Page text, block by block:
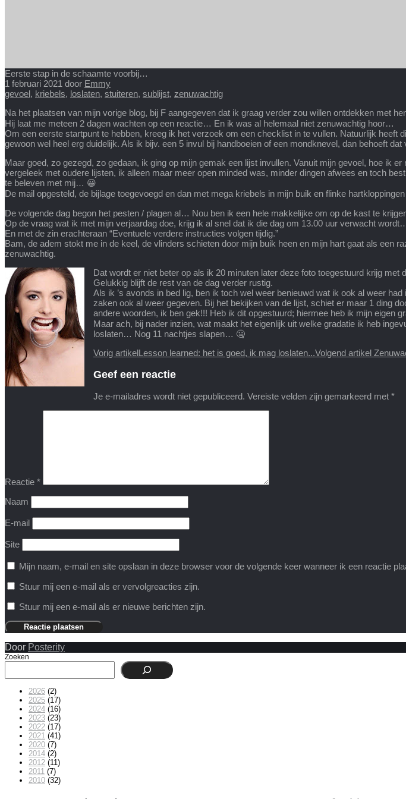
Eerste stap in de schaamte voorbij…
1 februari 2021 door Emmy
gevoel, kriebels, loslaten, stuiteren, sublijst, zenuwachtig
Na het plaatsen van mijn vorige blog, bij F aangegeven dat ik graag verder zou willen ontdekken met
Hij laat me meteen 2 dagen wachten op een reactie… En ik was al helemaal niet zenuwachtig hoor…
Om een eerste startpunt te hebben, kreeg ik het verzoek om een checklist in te vullen. Natuurlijk
gewoon wel heel erg duidelijk. Als ik bijv. een 5 invul bij handboeien of een mondknevel, dan behoeft
Maar goed, zo gezegd, zo gedaan, ik ging op mijn gemak een lijst invullen. Vanuit mijn gevoel, hoe ik
vergeleek met oudere lijsten, ik alleen maar meer open minded was, minder dingen afwees en toch
te beleven met mij… 😀
De mail opgesteld, de bijlage toegevoegd en dan met mega kriebels in mijn buik en flinke
De volgende dag begon het pesten / plagen al… Nou ben ik een hele makkelijke om op de kast te
Op de vraag wat ik met mijn verjaardag doe, krijg ik al snel dat ik die dag om 13.00 uur verwacht
En met de zin erachteraan “Eventuele verdere instructies volgen tijdig.”
Bam, de adem stokt me in de keel, de vlinders schieten door mijn buik heen en mijn hart gaat als
zenuwachtig.
Dat wordt er niet beter op als ik 20 minuten later deze foto toegestuurd krijg
Gelukkig blijft de rest van de dag verder rustig.
Als ik ’s avonds in bed lig, ben ik toch wel weer benieuwd wat ik ook al weer
zaken ook al weer gegeven. Bij het bekijken van de lijst, schiet er maar 1 ding
andere woorden, ik ben gek!!! Heb ik dit opgestuurd; hiermee heb ik mijn eigen
Maar ach, bij nader inzien, wat maakt het eigenlijk uit welke gradatie ik heb
loslaten… Nog 11 nachtjes slapen… 🤐
Vorig artikelLesson learned: het is goed, ik mag loslaten...Volgend artikel
Geef een reactie
Je e-mailadres wordt niet gepubliceerd. Vereiste velden zijn gemarkeerd met *
Reactie *
Naam
E-mail
Site
Mijn naam, e-mail en site opslaan in deze browser voor de volgende keer wanneer ik een reactie
Stuur mij een e-mail als er vervolgreacties zijn.
Stuur mij een e-mail als er nieuwe berichten zijn.
Door Posterity
Zoeken
2026 (2)
2025 (17)
2024 (16)
2023 (23)
2022 (17)
2021 (41)
2020 (7)
2014 (2)
2012 (11)
2011 (7)
2010 (32)